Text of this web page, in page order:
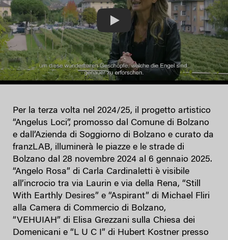
Per la terza volta nel 2024/25, il progetto artistico
“Angelus Loci”, promosso dal Comune di Bolzano
e dall’Azienda di Soggiorno di Bolzano e curato da
franzLAB, illuminerà le piazze e le strade di
Bolzano dal 28 novembre 2024 al 6 gennaio 2025.
“Angelo Rosa” di Carla Cardinaletti è visibile
all’incrocio tra via Laurin e via della Rena, “Still
With Earthly Desires” e “Aspirant” di Michael Fliri
alla Camera di Commercio di Bolzano,
“VEHUIAH” di Elisa Grezzani sulla Chiesa dei
Domenicani e “L U C I” di Hubert Kostner presso